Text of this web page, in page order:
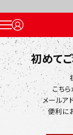
初めて
こち
メールア
便利に